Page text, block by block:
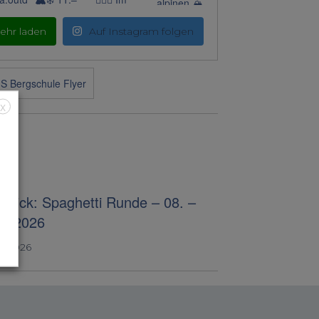
laden Auf Instagram folgen
Spaghetti Runde – 08. –
2026
X